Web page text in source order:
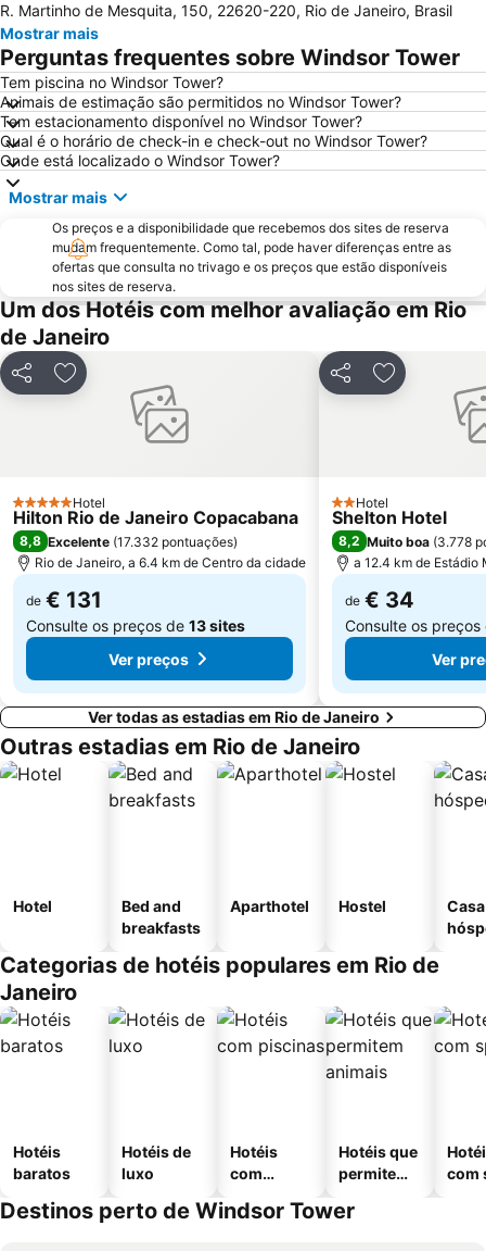
Arpoador
Catete
Parque Olímpico
Avenida Atlântica
Centro
Rock in Rio - Cidade do Rock
Praia do Leme
Consulado Geral dos Estados Unidos
Estádio Mário Filho ou Maracanã
Laranjeiras
Praia do Recreio
Praia de Icaraí
Leme
Terminal Rodoviário Novo Rio Praia do Flamengo
Ilha de Paquetá
Praia de São Conrado
Rio Centro
Santa Teresa
Riocentro Convention Centre
Corcovado - Cristo Redentor
Arcos da Lapa
Centro Olímpico de Tênis
Norte Shopping
Praia de Itacoatiara
Jardim Botânico
Central do Brasil
AquaRio
Voo de Asa Delta
Engenhão
Maracanã Metro Station
R. Martinho de Mesquita, 150, 22620-220, Rio de Janeiro, Brasil
Mostrar mais
Perguntas frequentes sobre Windsor Tower
Tem piscina no Windsor Tower?
Animais de estimação são permitidos no Windsor Tower?
Tem estacionamento disponível no Windsor Tower?
Qual é o horário de check-in e check-out no Windsor Tower?
Onde está localizado o Windsor Tower?
Mostrar mais
Os preços e a disponibilidade que recebemos dos sites de reserva
mudam frequentemente. Como tal, pode haver diferenças entre as
ofertas que consulta no trivago e os preços que estão disponíveis
nos sites de reserva.
Um dos Hotéis com melhor avaliação em Rio
de Janeiro
PartilharAdicionar aos favoritos
5 EstrelasHotel
Hilton Rio de Janeiro Copacabana
8,8 Excelente (17.332 pontuações)
Rio de Janeiro, a 6.4 km de Centro da cidade
de € 131
Consulte os preços de 13 sites
Ver preços
PartilharAdicionar
2 Estrelas
Hotel
Shelton Hotel
8,2 Muito boa (3.778
a 12.4 km de Estádio
de € 34
Consulte os
Ver
Ver todas as estadias em Rio de Janeiro
Outras estadias em Rio de Janeiro
Hotel
Bed and
breakfasts
Aparthotel Hostel
Categorias de hotéis populares em Rio de
Janeiro
Hotéis
baratos
Hotéis de
luxo
Hotéis
com
Hotéis que
permitem
com
Destinos perto de Windsor Tower